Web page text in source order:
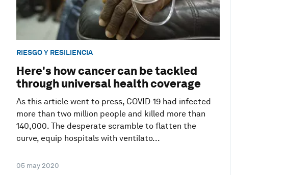
RIESGO Y RESILIENCIA
Here's how cancer can be tackled
through universal health coverage
As this article went to press, COVID-19 had infected
more than two million people and killed more than
140,000. The desperate scramble to flatten the
curve, equip hospitals with ventilato...
05 may 2020